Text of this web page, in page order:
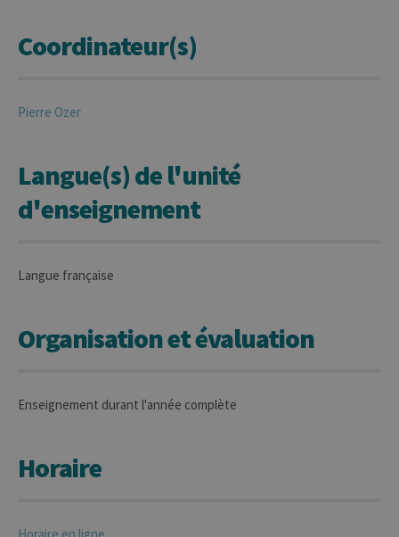
Coordinateur(s)
Pierre Ozer
Langue(s) de l'unité
d'enseignement
Langue française
Organisation et évaluation
Enseignement durant l'année complète
Horaire